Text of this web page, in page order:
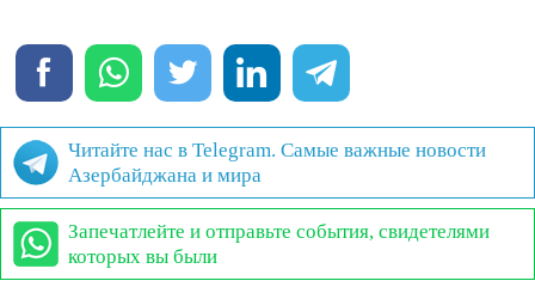
Читайте нас в Telegram. Самые важные новости
Азербайджана и мира
Запечатлейте и отправьте события, свидетелями
которых вы были